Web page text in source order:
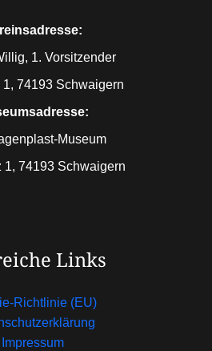
1. Vorsitzender
1, 74193 Schwaigern
Museum
1, 74193 Schwaigern
Links
Richtlinie (EU)
Impressum